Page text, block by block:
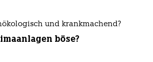
und krankmachend?
böse?